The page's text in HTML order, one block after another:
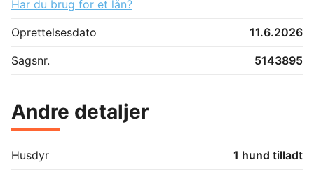
Har du brug for et lån?
Oprettelsesdato
11.6.2026
Sagsnr.
5143895
Andre detaljer
Husdyr 1 hund tilladt